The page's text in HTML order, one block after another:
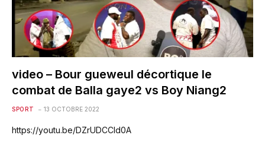
video – Bour gueweul décortique le
combat de Balla gaye2 vs Boy Niang2
SPORT 13 OCTOBRE 2022
https://youtu.be/DZrUDCCld0A